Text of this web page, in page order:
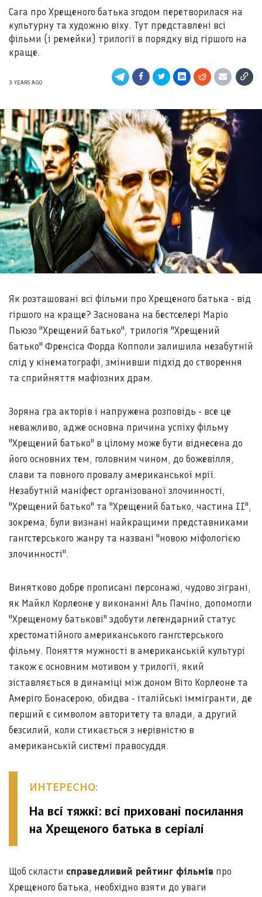
Сага про Хрещеного батька згодом перетворилася на
культурну та художню віху. Тут представлені всі
фільми (і ремейки) трилогії в порядку від гіршого на
краще.
3 YEARS AGO
Як розташовані всі фільми про Хрещеного батька - від
гіршого на краще? Заснована на бестселері Маріо
Пьюзо "Хрещений батько", трилогія "Хрещений
батько" Френсіса Форда Копполи залишила незабутній
слід у кінематографі, змінивши підхід до створення
та сприйняття мафіозних драм.
Зоряна гра акторів і напружена розповідь - все це
неважливо, адже основна причина успіху фільму
"Хрещений батько" в цілому може бути віднесена до
його основних тем, головним чином, до божевілля,
слави та повного провалу американської мрії.
Незабутній маніфест організованої злочинності,
"Хрещений батько" та "Хрещений батько, частина II",
зокрема, були визнані найкращими представниками
гангстерського жанру та названі "новою міфологією
злочинності".
Винятково добре прописані персонажі, чудово зіграні,
як Майкл Корлеоне у виконанні Аль Пачіно, допомогли
"Хрещеному батькові" здобути легендарний статус
хрестоматійного американського гангстерського
фільму. Поняття мужності в американській культурі
також є основним мотивом у трилогії, який
зіставляється в динаміці між доном Віто Корлеоне та
Амеріго Бонасерою, обидва - італійські іммігранти, де
перший є символом авторитету та влади, а другий
безсилий, коли стикається з нерівністю в
американській системі правосуддя.
ИНТЕРЕСНО:
На всі тяжкі: всі приховані посилання
на Хрещеного батька в серіалі
Щоб скласти справедливий рейтинг фільмів про
Хрещеного батька, необхідно взяти до уваги